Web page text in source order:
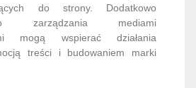
do strony. Dodatkowo
zarządzania mediami
mogą wspierać działania
treści i budowaniem marki